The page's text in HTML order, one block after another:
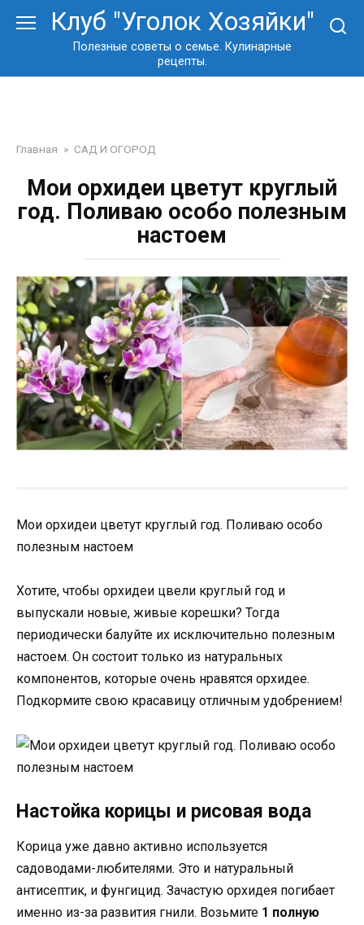
Клуб "Уголок Хозяйки"
Полезные советы о семье. Кулинарные
рецепты.
Главная » САД И ОГОРОД
Мои орхидеи цветут круглый
год. Поливаю особо полезным
настоем
Мои орхидеи цветут круглый год. Поливаю особо
полезным настоем
Хотите, чтобы орхидеи цвели круглый год и
выпускали новые, живые корешки? Тогда
периодически балуйте их исключительно полезным
настоем. Он состоит только из натуральных
компонентов, которые очень нравятся орхидее.
Подкормите свою красавицу отличным удобрением!
Настойка корицы и рисовая вода
Корица уже давно активно используется
садоводами-любителями. Это и натуральный
антисептик, и фунгицид. Зачастую орхидея погибает
именно из-за развития гнили. Возьмите 1 полную